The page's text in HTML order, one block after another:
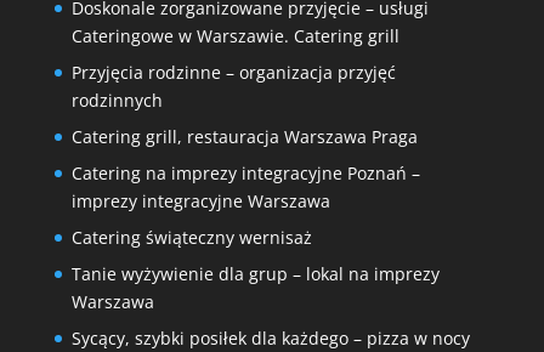
Doskonale zorganizowane przyjęcie – usługi
Cateringowe w Warszawie. Catering grill
Przyjęcia rodzinne – organizacja przyjęć
rodzinnych
Catering grill, restauracja Warszawa Praga
Catering na imprezy integracyjne Poznań –
imprezy integracyjne Warszawa
Catering świąteczny wernisaż
Tanie wyżywienie dla grup – lokal na imprezy
Warszawa
Sycący, szybki posiłek dla każdego – pizza w nocy